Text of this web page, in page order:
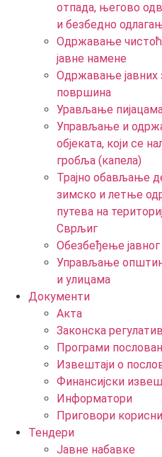
отпада, његово
и безбедно
Одржавање
јавне намене
Одржавање јавних
површина
Урављање
Управљање и
објеката, који се
гробља (капела)
Трајно обављање
зимско и летње
путева на
Сврљиг
Обезбеђење
Управљање
и улицама
Документи
Акта
Законска
Програми
Извештаји о
Финансијски
Информатори
Приговори
Тендери
Јавне набавке